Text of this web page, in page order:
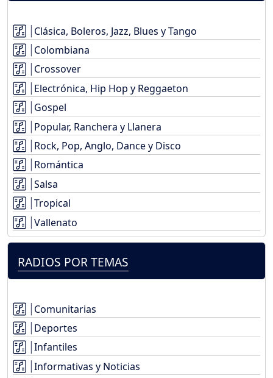
Clásica, Boleros, Jazz, Blues y Tango
Colombiana
Crossover
Electrónica, Hip Hop y Reggaeton
Gospel
Popular, Ranchera y Llanera
Rock, Pop, Anglo, Dance y Disco
Romántica
Salsa
Tropical
Vallenato
RADIOS POR TEMAS
Comunitarias
Deportes
Infantiles
Informativas y Noticias